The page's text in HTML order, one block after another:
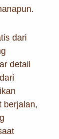
dari
detail
berjalan,